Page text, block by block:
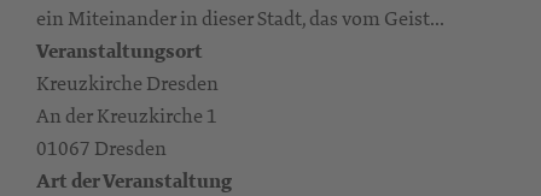
ein Miteinander in dieser Stadt, das vom Geist...
Veranstaltungsort
Kreuzkirche Dresden
An der Kreuzkirche 1
01067 Dresden
Art der Veranstaltung